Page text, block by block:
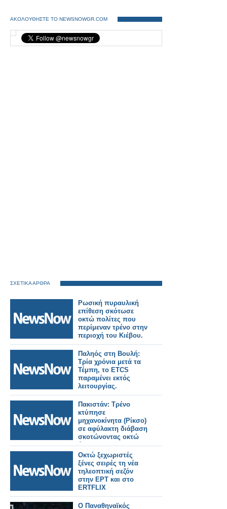
ΑΚΟΛΟΥΘΗΣΤΕ ΤΟ NEWSNOWGR.COM
ΣΧΕΤΙΚΑ ΑΡΘΡΑ
Ρωσική πυραυλική
επίθεση σκότωσε
οκτώ πολίτες που
περίμεναν τρένο στην
περιοχή του Κιέβου.
Παληός στη Βουλή:
Τρία χρόνια μετά τα
Τέμπη, το ETCS
παραμένει εκτός
λειτουργίας.
Πακιστάν: Τρένο
κτύπησε
μηχανοκίνητα (Ρίκσο)
σε αφύλακτη διάβαση
σκοτώνοντας οκτώ
άτομα.
Οκτώ ξεχωριστές
ξένες σειρές τη νέα
τηλεοπτική σεζόν
στην ΕΡΤ και στο
ERTFLIX
Ο Παναθηναϊκός